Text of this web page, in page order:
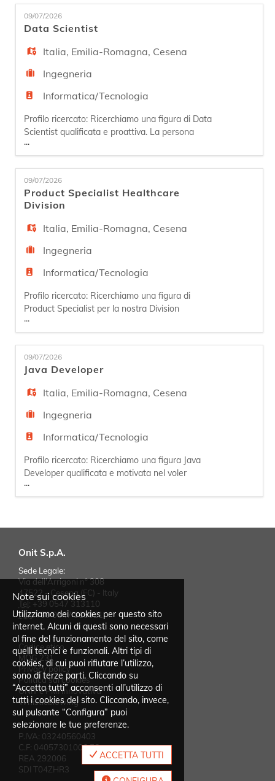
occuperà di analisi dei requisiti, progettazione e
realizzazione di ambienti interattivi per l'analisi
dati e creazione di strati semantici per facilitare
l'a
09/07/2026
Data Scientist
Italia, Emilia-Romagna, Cesena
Ingegneria
Informatica/Tecnologia
Profilo ricercato: Ricerchiamo una figura di Data
Scientist qualificata e proattiva. La persona
ideale ha 1-2 anni di esperienza e/o ha
conseguito la Laurea in Informatica o discipline
STEM. Il profilo sarà responsabile dell'analisi e
interpretazione di dati complessi per supportare
le decisioni aziendali. Le principali attività
includeranno la r
...
09/07/2026
Product Specialist Healthcare
Division
Italia, Emilia-Romagna, Cesena
Ingegneria
Informatica/Tecnologia
Profilo ricercato: Ricerchiamo una figura di
Product Specialist per la nostra Division
Healthcare, con 1-2 anni di esperienza, che si
occuperà di affiancare il Project Manager nel
processo di avviamento dei nuovi progetti, di
formare e affiancare nell'utilizzo del prodotto e
di erogare il primo supporto tecnico a clienti su
territorio nazionale; è
...
09/07/2026
Java Developer
Italia, Emilia-Romagna, Cesena
Ingegneria
Informatica/Tecnologia
Profilo ricercato: Ricerchiamo una figura Java
Developer qualificata e motivata nel voler
acquisire specifiche tecniche, sviluppare
componenti software, eseguire test unitari e di
Conoscenza del paradigma della pro
...
Onit S.p.A.
Sede Legale:
Via dell'Arrigoni n° 308
47522 - Cesena (FC) - Italy
Tel: +39 0547 313110
Fax:+39 0547 318021
Codice etico
MOG 231
Privacy policy
Politica sui cookies
ONIT è PMI innovativa
Whistleblowing
P.IVA: 03240560403
C.F: 04057301006 FC
REA 292006
SDI T04ZHR3
Note sui cookies
Utilizziamo dei cookies per questo sito
internet. Alcuni di questi sono necessari
al fine del funzionamento del sito, come
quelli tecnici e funzionali. Altri tipi di
cookies, di cui puoi rifiutare l’utilizzo,
sono di terze parti. Cliccando su
“Accetta tutti” acconsenti all’utilizzo di
tutti i cookies del sito. Cliccando, invece,
sul pulsante “Configura” puoi
selezionare le tue preferenze.
ACCETTA TUTTI